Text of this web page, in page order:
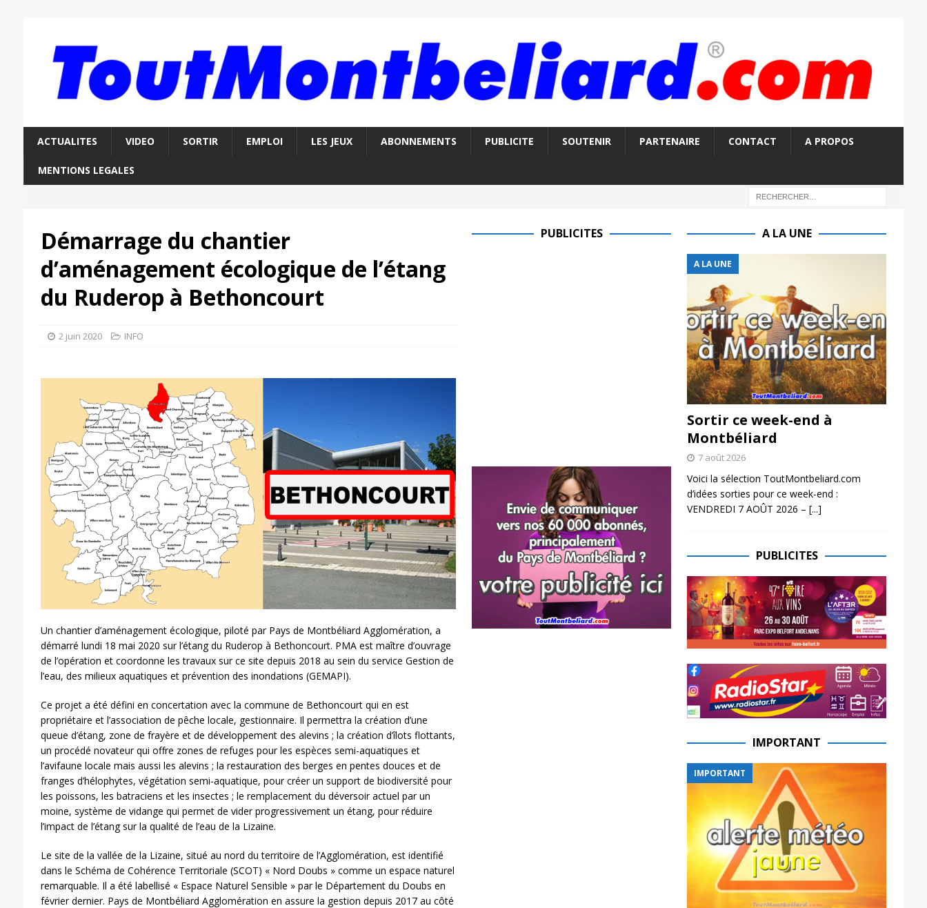
ACTUALITES VIDEO SORTIR EMPLOI LES JEUX ABONNEMENTS PUBLICITE SOUTENIR PARTENAIRE CONTACT A PROPOS
MENTIONS LEGALES
Démarrage du chantier
d’aménagement écologique de l’étang
du Ruderop à Bethoncourt
2 juin 2020 INFO
Un chantier d’aménagement écologique, piloté par Pays de Montbéliard Agglomération, a
démarré lundi 18 mai 2020 sur l’étang du Ruderop à Bethoncourt. PMA est maître d’ouvrage
de l’opération et coordonne les travaux sur ce site depuis 2018 au sein du service Gestion de
l’eau, des milieux aquatiques et prévention des inondations (GEMAPI).
Ce projet a été défini en concertation avec la commune de Bethoncourt qui en est
propriétaire et l’association de pêche locale, gestionnaire. Il permettra la création d’une
queue d’étang, zone de frayère et de développement des alevins ; la création d’îlots flottants,
un procédé novateur qui offre zones de refuges pour les espèces semi-aquatiques et
l’avifaune locale mais aussi les alevins ; la restauration des berges en pentes douces et de
franges d’hélophytes, végétation semi-aquatique, pour créer un support de biodiversité pour
les poissons, les batraciens et les insectes ; le remplacement du déversoir actuel par un
moine, système de vidange qui permet de vider progressivement un étang, pour réduire
l’impact de l’étang sur la qualité de l’eau de la Lizaine.
Le site de la vallée de la Lizaine, situé au nord du territoire de l’Agglomération, est identifié
dans le Schéma de Cohérence Territoriale (SCOT) « Nord Doubs » comme un espace naturel
remarquable. Il a été labellisé « Espace Naturel Sensible » par le Département du Doubs en
février dernier. Pays de Montbéliard Agglomération en assure la gestion depuis 2017 au côté
PUBLICITES A LA UNE
A LA UNE
Sortir ce week-end à
Montbéliard
7 août 2026
Voici la sélection ToutMontbeliard.com
d’idées sorties pour ce week-end :
VENDREDI 7 AOÛT 2026 – [...]
PUBLICITES
IMPORTANT
IMPORTANT